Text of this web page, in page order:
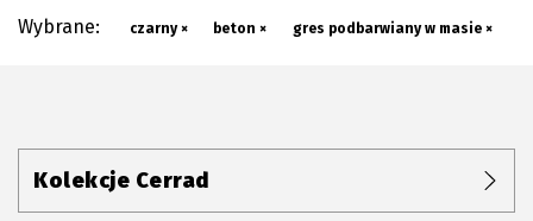
Wybrane: czarny × beton × gres podbarwiany w masie ×
Kolekcje Cerrad